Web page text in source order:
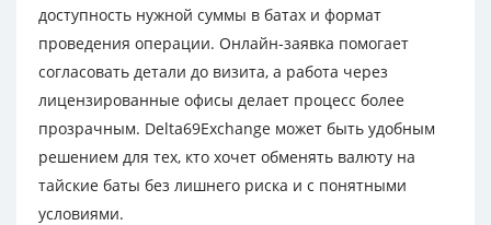
доступность нужной суммы в батах и формат
проведения операции. Онлайн-заявка помогает
согласовать детали до визита, а работа через
лицензированные офисы делает процесс более
прозрачным. Delta69Exchange может быть удобным
решением для тех, кто хочет обменять валюту на
тайские баты без лишнего риска и с понятными
условиями.